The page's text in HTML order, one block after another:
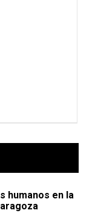
humanos en la